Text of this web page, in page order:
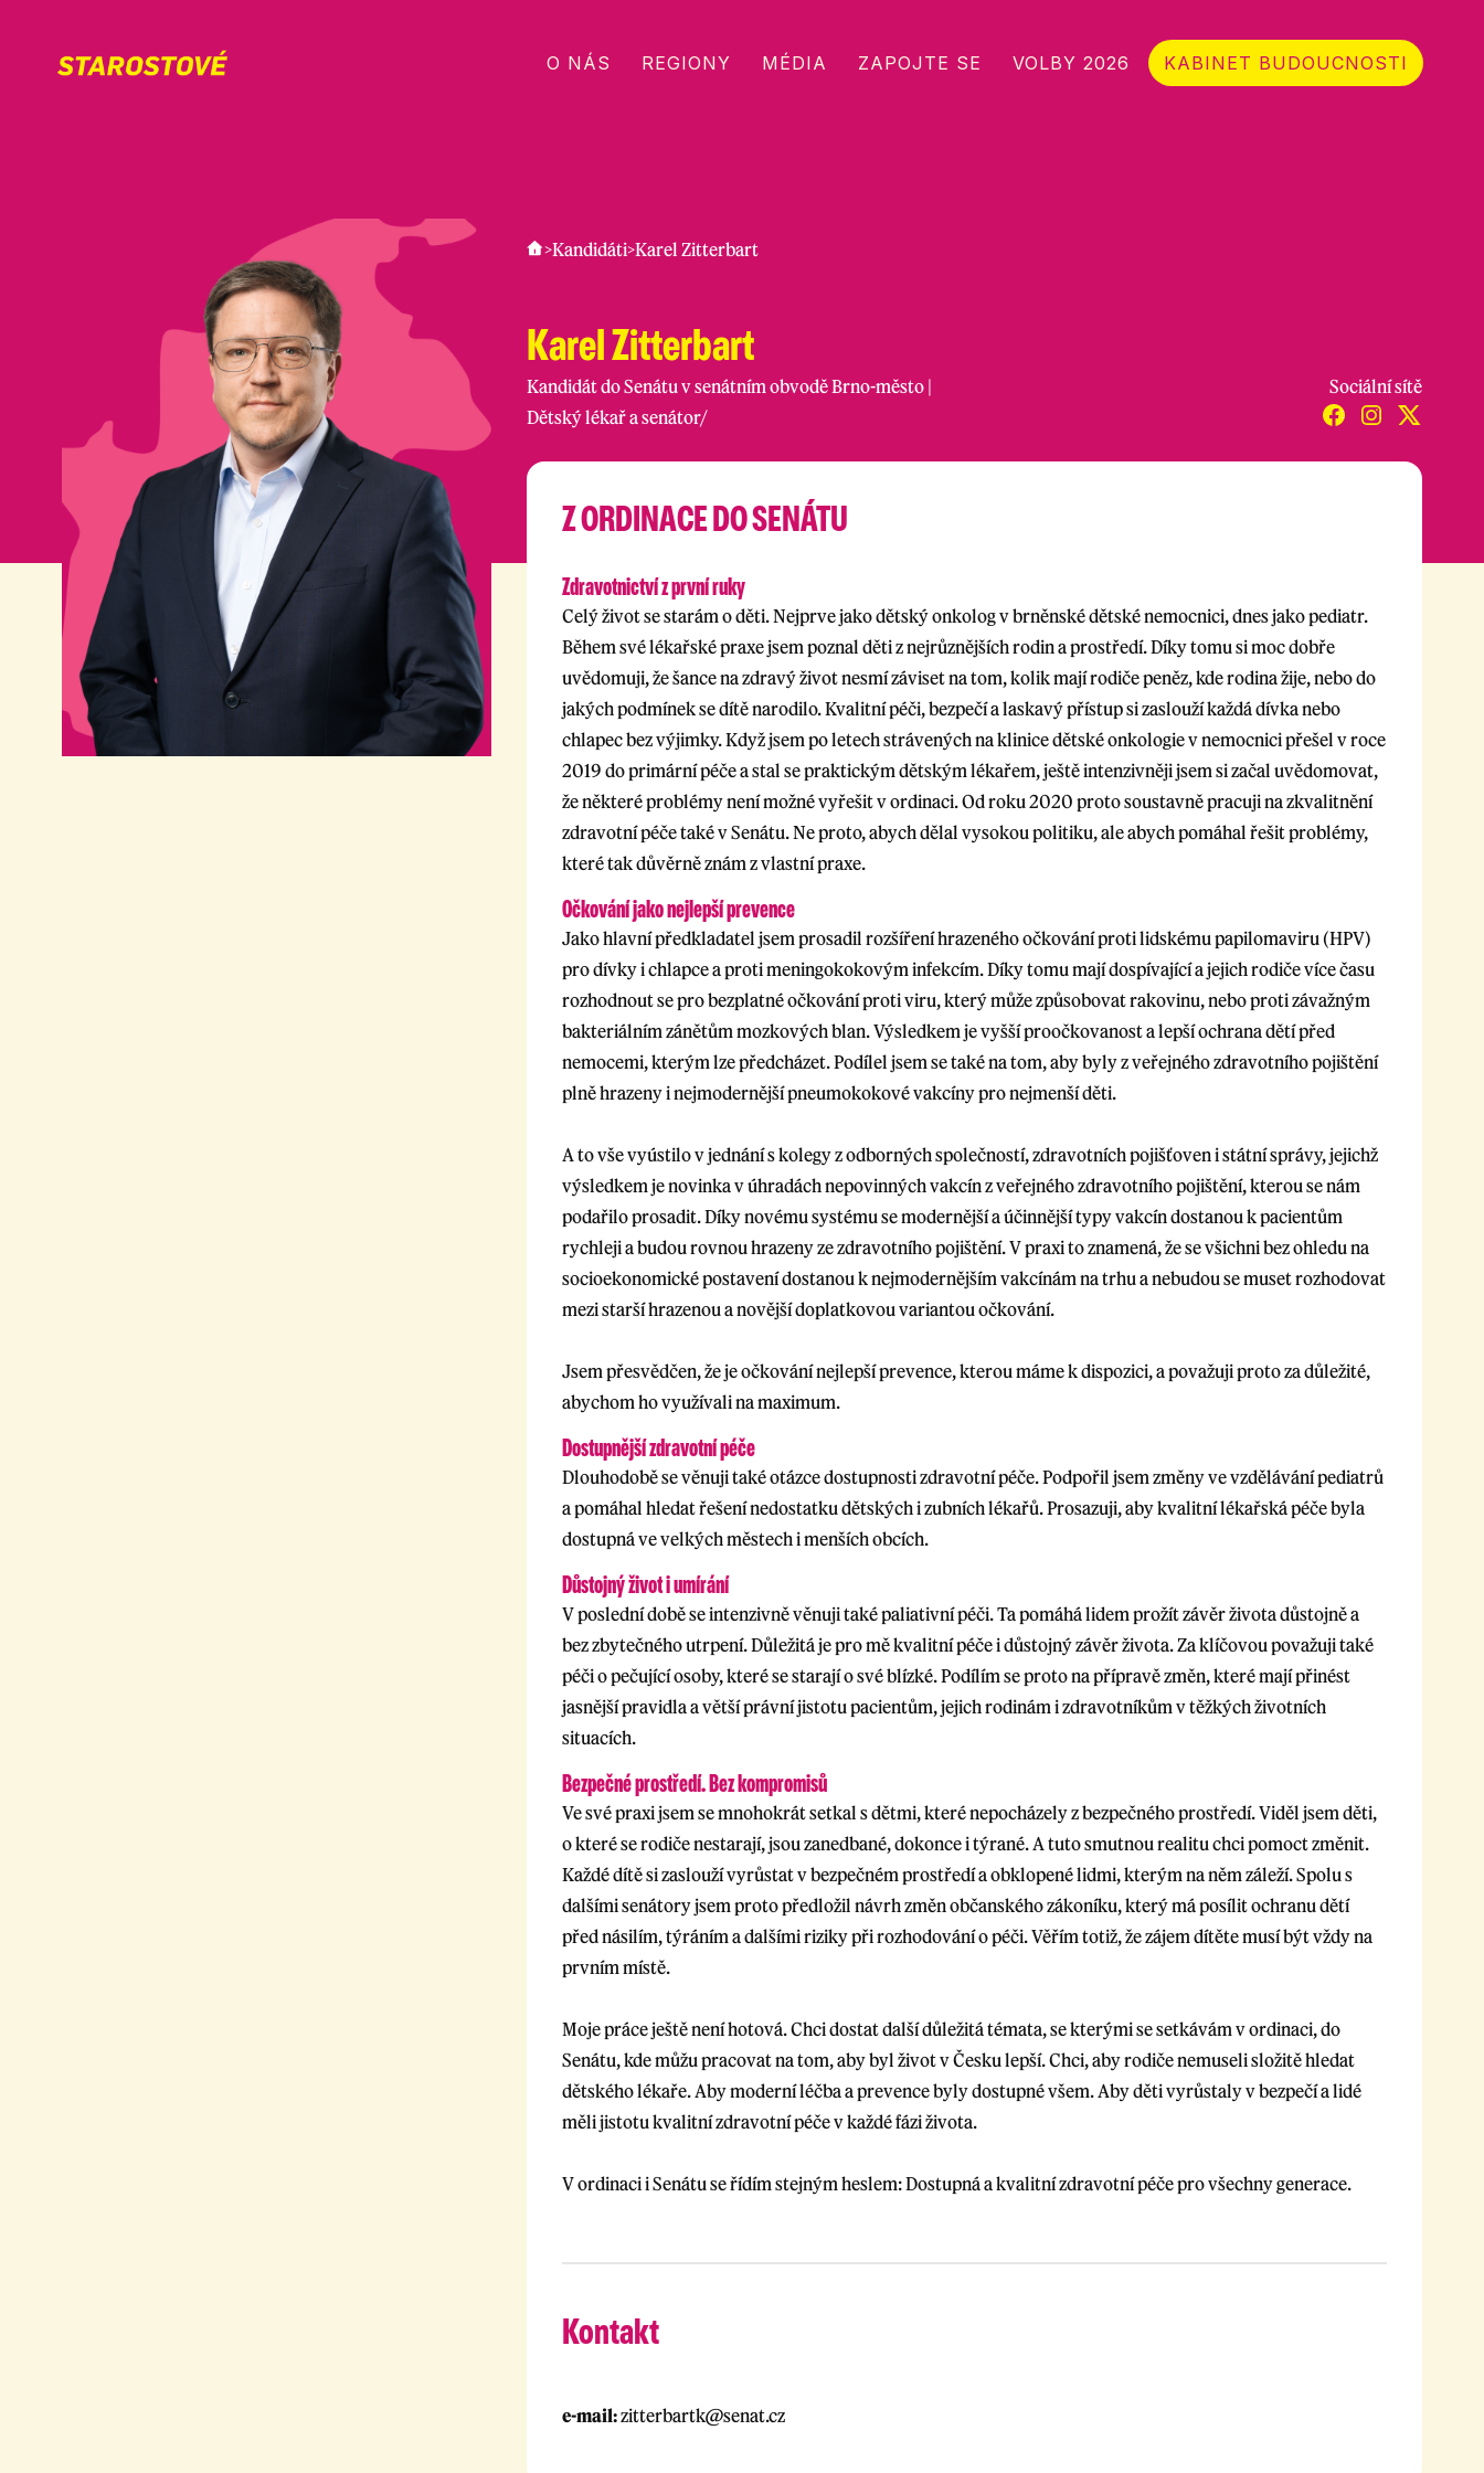
O NÁS REGIONY MÉDIA ZAPOJTE SE VOLBY 2026 KABINET BUDOUCNOSTI
>Kandidáti>Karel Zitterbart
Karel Zitterbart
Kandidát do Senátu v senátním obvodě Brno-město |
Dětský lékař a senátor/
Sociální sítě
Z ORDINACE DO SENÁTU
Zdravotnictví z první ruky
Celý život se starám o děti. Nejprve jako dětský onkolog v brněnské dětské nemocnici, dnes jako pediatr.
Během své lékařské praxe jsem poznal děti z nejrůznějších rodin a prostředí. Díky tomu si moc dobře
uvědomuji, že šance na zdravý život nesmí záviset na tom, kolik mají rodiče peněz, kde rodina žije, nebo do
jakých podmínek se dítě narodilo. Kvalitní péči, bezpečí a laskavý přístup si zaslouží každá dívka nebo
chlapec bez výjimky. Když jsem po letech strávených na klinice dětské onkologie v nemocnici přešel v roce
2019 do primární péče a stal se praktickým dětským lékařem, ještě intenzivněji jsem si začal uvědomovat,
že některé problémy není možné vyřešit v ordinaci. Od roku 2020 proto soustavně pracuji na zkvalitnění
zdravotní péče také v Senátu. Ne proto, abych dělal vysokou politiku, ale abych pomáhal řešit problémy,
které tak důvěrně znám z vlastní praxe.
Očkování jako nejlepší prevence
Jako hlavní předkladatel jsem prosadil rozšíření hrazeného očkování proti lidskému papilomaviru (HPV)
pro dívky i chlapce a proti meningokokovým infekcím. Díky tomu mají dospívající a jejich rodiče více času
rozhodnout se pro bezplatné očkování proti viru, který může způsobovat rakovinu, nebo proti závažným
bakteriálním zánětům mozkových blan. Výsledkem je vyšší proočkovanost a lepší ochrana dětí před
nemocemi, kterým lze předcházet. Podílel jsem se také na tom, aby byly z veřejného zdravotního pojištění
plně hrazeny i nejmodernější pneumokokové vakcíny pro nejmenší děti.
A to vše vyústilo v jednání s kolegy z odborných společností, zdravotních pojišťoven i státní správy, jejichž
výsledkem je novinka v úhradách nepovinných vakcín z veřejného zdravotního pojištění, kterou se nám
podařilo prosadit. Díky novému systému se modernější a účinnější typy vakcín dostanou k pacientům
rychleji a budou rovnou hrazeny ze zdravotního pojištění. V praxi to znamená, že se všichni bez ohledu na
socioekonomické postavení dostanou k nejmodernějším vakcínám na trhu a nebudou se muset rozhodovat
mezi starší hrazenou a novější doplatkovou variantou očkování.
Jsem přesvědčen, že je očkování nejlepší prevence, kterou máme k dispozici, a považuji proto za důležité,
abychom ho využívali na maximum.
Dostupnější zdravotní péče
Dlouhodobě se věnuji také otázce dostupnosti zdravotní péče. Podpořil jsem změny ve vzdělávání pediatrů
a pomáhal hledat řešení nedostatku dětských i zubních lékařů. Prosazuji, aby kvalitní lékařská péče byla
dostupná ve velkých městech i menších obcích.
Důstojný život i umírání
V poslední době se intenzivně věnuji také paliativní péči. Ta pomáhá lidem prožít závěr života důstojně a
bez zbytečného utrpení. Důležitá je pro mě kvalitní péče i důstojný závěr života. Za klíčovou považuji také
péči o pečující osoby, které se starají o své blízké. Podílím se proto na přípravě změn, které mají přinést
jasnější pravidla a větší právní jistotu pacientům, jejich rodinám i zdravotníkům v těžkých životních
situacích.
Bezpečné prostředí. Bez kompromisů
Ve své praxi jsem se mnohokrát setkal s dětmi, které nepocházely z bezpečného prostředí. Viděl jsem děti,
o které se rodiče nestarají, jsou zanedbané, dokonce i týrané. A tuto smutnou realitu chci pomoct změnit.
Každé dítě si zaslouží vyrůstat v bezpečném prostředí a obklopené lidmi, kterým na něm záleží. Spolu s
dalšími senátory jsem proto předložil návrh změn občanského zákoníku, který má posílit ochranu dětí
před násilím, týráním a dalšími riziky při rozhodování o péči. Věřím totiž, že zájem dítěte musí být vždy na
prvním místě.
Moje práce ještě není hotová. Chci dostat další důležitá témata, se kterými se setkávám v ordinaci, do
Senátu, kde můžu pracovat na tom, aby byl život v Česku lepší. Chci, aby rodiče nemuseli složitě hledat
dětského lékaře. Aby moderní léčba a prevence byly dostupné všem. Aby děti vyrůstaly v bezpečí a lidé
měli jistotu kvalitní zdravotní péče v každé fázi života.
V ordinaci i Senátu se řídím stejným heslem: Dostupná a kvalitní zdravotní péče pro všechny generace.
Kontakt
e-mail:zitterbartk@senat.cz